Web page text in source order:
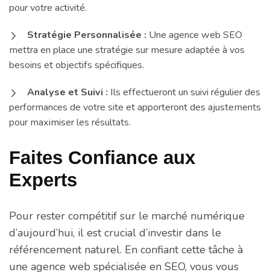
pour votre activité.
Stratégie Personnalisée : Une agence web SEO
mettra en place une stratégie sur mesure adaptée à vos
besoins et objectifs spécifiques.
Analyse et Suivi : Ils effectueront un suivi régulier des
performances de votre site et apporteront des ajustements
pour maximiser les résultats.
Faites Confiance aux
Experts
Pour rester compétitif sur le marché numérique
d’aujourd’hui, il est crucial d’investir dans le
référencement naturel. En confiant cette tâche à
une agence web spécialisée en SEO, vous vous